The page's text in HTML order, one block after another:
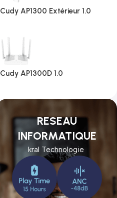
RESEAU
INFORMATIQUE
kral Technologie
Cudy AP1300 Extérieur 1.0
Cudy AP1300D 1.0